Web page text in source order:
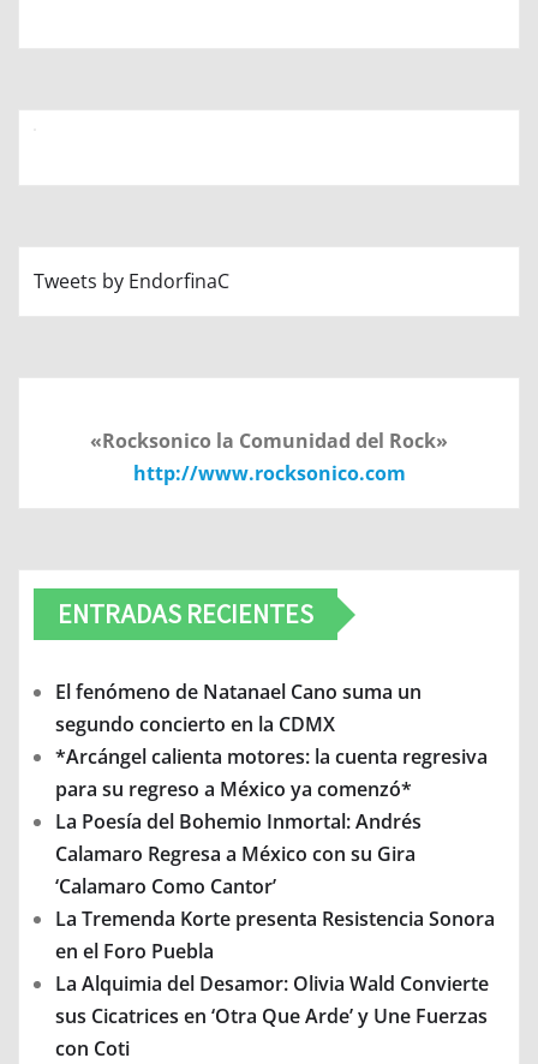
Tweets by EndorfinaC
«Rocksonico la Comunidad del Rock»
http://www.rocksonico.com
ENTRADAS RECIENTES
El fenómeno de Natanael Cano suma un
segundo concierto en la CDMX
*Arcángel calienta motores: la cuenta regresiva
para su regreso a México ya comenzó*
La Poesía del Bohemio Inmortal: Andrés
Calamaro Regresa a México con su Gira
‘Calamaro Como Cantor’
La Tremenda Korte presenta Resistencia Sonora
en el Foro Puebla
La Alquimia del Desamor: Olivia Wald Convierte
sus Cicatrices en ‘Otra Que Arde’ y Une Fuerzas
con Coti